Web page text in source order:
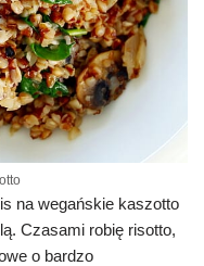
na wegańskie kaszotto
Czasami robię risotto,
o bardzo